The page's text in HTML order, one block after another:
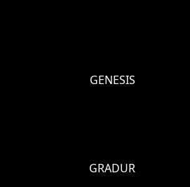
GENESIS
GRADUR